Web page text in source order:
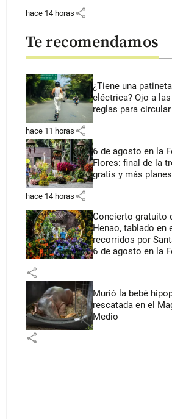
hace 14 horas share
Te recomendamos
¿Tiene una
eléctrica? Ojo a las
reglas para
hace 11 horas share
6 de agosto en la
Flores: final de la
gratis y más
hace 14 horas share
Concierto gratuito
Henao, tablado en
recorridos por
6 de agosto en la
share
Murió la bebé
rescatada en el
Medio
share